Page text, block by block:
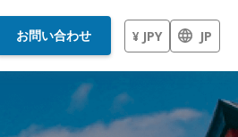
お問い合わせ ¥ JPY JP